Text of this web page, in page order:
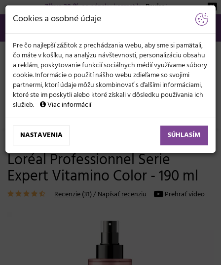
Zľava 20 %na pánsku kozmetikuBeviro!
02/21 201 099
info@svetkadernictva.sk
Po−pia: 8−17
Všetko o nákupe €
KATEGÓRIE
MENU
Vlasová kozmetika Sérum, mlieka, spreje Farbené vlasy
Sprej na farbené vlasy 10 v 1
Loréal Professionnel Serie
Expert Vitamino Color - 190 ml
Recenzie (31)/Napísať recenziu Prehrať video
Cookies a osobné údaje
Pre čo najlepší zážitok z prechádzania webu, aby sme si pamätali,
čo máte v košíku, na analýzu návštevnosti, personalizáciu obsahu
a reklám, poskytovanie funkcií sociálnych médií využívame súbory
cookie. Informácie o použití nášho webu zdieľame so svojimi
partnermi, ktorí údaje môžu skombinovať s ďalšími informáciami,
ktoré ste im poskytli alebo ktoré získali v dôsledku používania ich
služieb.
Viac informácií
NASTAVENIA SÚHLASÍM